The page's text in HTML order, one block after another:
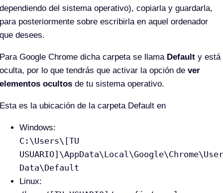
dependiendo del sistema operativo), copiarla y guardarla,
para posteriormente sobre escribirla en aquel ordenador
que desees.
Para Google Chrome dicha carpeta se llama Default y está
oculta, por lo que tendrás que activar la opción de ver
elementos ocultos de tu sistema operativo.
Esta es la ubicación de la carpeta Default en
Windows:
C:\Users\[TU
USUARIO]\AppData\Local\Google\Chrome\User
Data\Default
Linux: